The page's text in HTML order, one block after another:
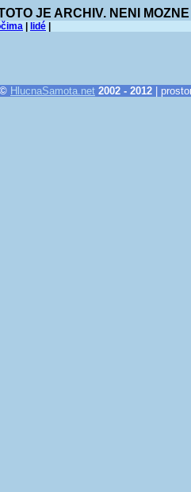
JE ARCHIV. NENI
lidé
© HlucnaSamota.net 2002 - 2012 |